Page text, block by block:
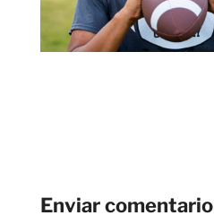
Enviar comentario